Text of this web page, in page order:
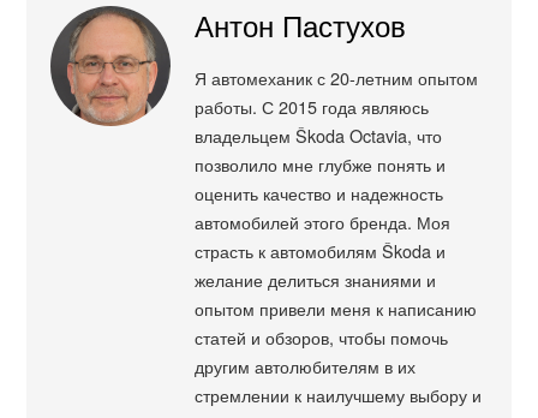
Антон Пастухов
Я автомеханик с 20-летним опытом
работы. С 2015 года являюсь
владельцем Škoda Octavia, что
позволило мне глубже понять и
оценить качество и надежность
автомобилей этого бренда. Моя
страсть к автомобилям Škoda и
желание делиться знаниями и
опытом привели меня к написанию
статей и обзоров, чтобы помочь
другим автолюбителям в их
стремлении к наилучшему выбору и